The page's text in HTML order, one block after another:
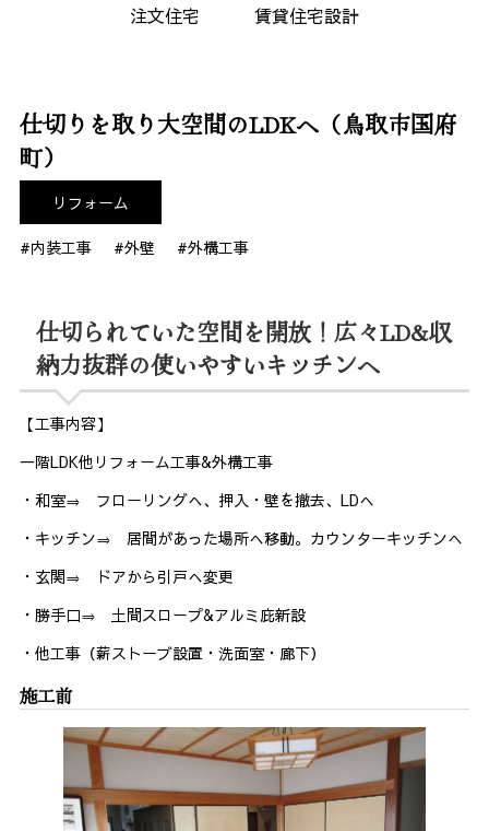
注文住宅
賃貸住宅設計
仕切りを取り大空間のLDKへ（鳥取市国府
町）
リフォーム
#内装工事 #外壁 #外構工事
仕切られていた空間を開放！広々LD&収
納力抜群の使いやすいキッチンへ
【工事内容】
一階LDK他リフォーム工事&外構工事
・和室⇒ フローリングへ、押入・壁を撤去、LDへ
・キッチン⇒ 居間があった場所へ移動。カウンターキッチンへ
・玄関⇒ ドアから引戸へ変更
・勝手口⇒ 土間スロープ&アルミ庇新設
・他工事（薪ストーブ設置・洗面室・廊下）
施工前